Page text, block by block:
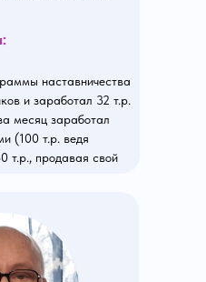
наставничества
и заработал 32 т.р.
месяц заработал
(100 т.р. ведя
т.р., продавая свой